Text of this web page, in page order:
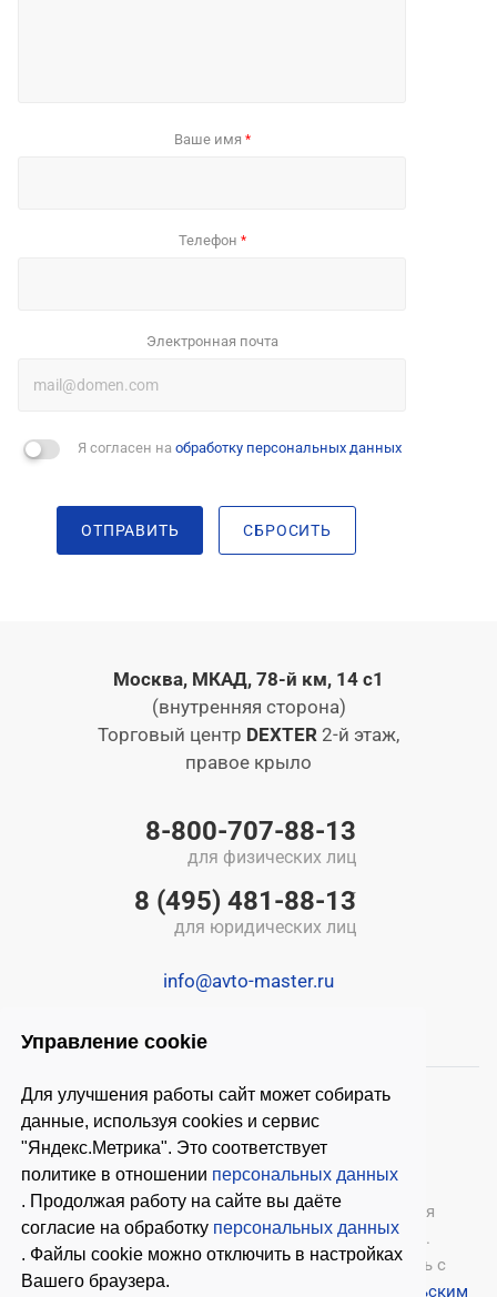
Управление cookie
Для улучшения работы сайт может собирать
данные, используя cookies и сервис
"Яндекс.Метрика". Это соответствует
политике в отношении персональных данных
. Продолжая работу на сайте вы даёте
согласие на обработку персональных данных
. Файлы cookie можно отключить в настройках
Вашего браузера.
Ваше имя *
Телефон *
Электронная почта
Я согласен на обработку персональных данных
ОТПРАВИТЬ СБРОСИТЬ
Москва, МКАД, 78-й км, 14 с1
(внутренняя сторона)
Торговый центр DEXTER 2-й этаж,
правое крыло
8-800-707-88-13
для физических лиц
8 (495) 481-88-13
для юридических лиц
info@avto-master.ru
© 2026 ООО «Автомастер» — оборудование для
автосервиса, шиномонтажное оборудование.
Оставляя заявки на нашем сайте, ознакомьтесь с
Политикой конфиденциальности
Пользовательским